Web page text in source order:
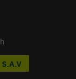
S.A.V